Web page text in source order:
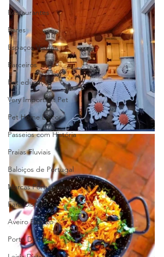
Restaurantes
Bares
Espaços Verdes
Parceiros
Pet educação
Very Important Pet
Pet Home Decor
Passeios com História
Praias Fluviais
Baloiços de Portugal
Marcas Portuguesas
Faro Distrito
Aveiro Distrito
Porto Distrito